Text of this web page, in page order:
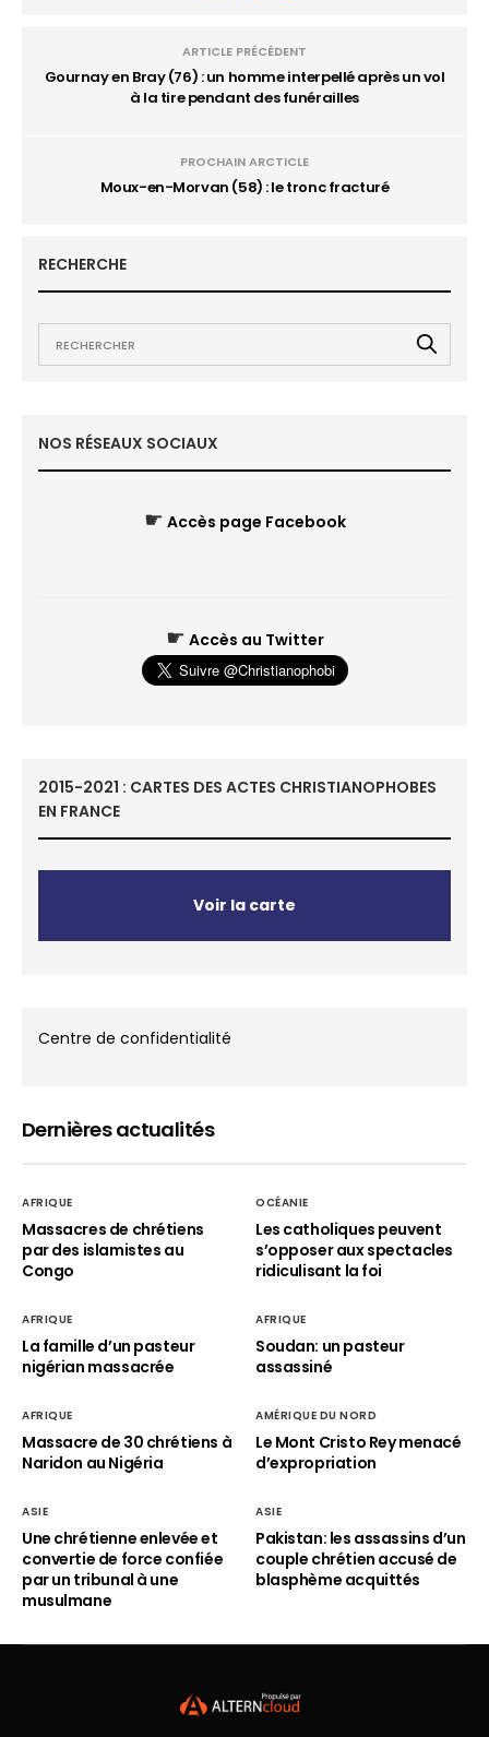
ARTICLE PRÉCÉDENT
Gournay en Bray (76) : un homme interpellé après un vol
à la tire pendant des funérailles
PROCHAIN ARCTICLE
Moux-en-Morvan (58) : le tronc fracturé
RECHERCHE
NOS RÉSEAUX SOCIAUX
☛ Accès page Facebook
☛ Accès au Twitter
2015-2021 : CARTES DES ACTES CHRISTIANOPHOBES
EN FRANCE
Voir la carte
Centre de confidentialité
Dernières actualités
AFRIQUE
Massacres de chrétiens
par des islamistes au
Congo
OCÉANIE
Les catholiques peuvent
s’opposer aux spectacles
ridiculisant la foi
AFRIQUE
La famille d’un pasteur
nigérian massacrée
AFRIQUE
Soudan: un pasteur
assassiné
AFRIQUE
Massacre de 30 chrétiens à
Naridon au Nigéria
AMÉRIQUE DU NORD
Le Mont Cristo Rey menacé
d’expropriation
ASIE
Une chrétienne enlevée et
convertie de force confiée
par un tribunal à une
musulmane
ASIE
Pakistan: les assassins d’un
couple chrétien accusé de
blasphème acquittés